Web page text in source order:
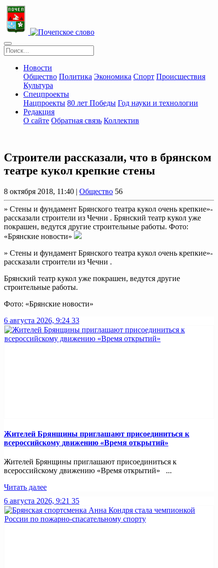
Новости
Общество Политика Экономика Спорт Происшествия
Культура
Спецпроекты
Нацпроекты 80 лет Победы Год науки и технологии
Редакция
О сайте Обратная связь Коллектив
Строители рассказали, что в брянском
театре кукол крепкие стены
8 октября 2018, 11:40 | Общество 56
» Стены и фундамент Брянского театра кукол очень крепкие»-
рассказали строители из Чечни . Брянский театр кукол уже
покрашен, ведутся другие строительные работы. Фото:
«Брянские новости»
» Стены и фундамент Брянского театра кукол очень крепкие»-
рассказали строители из Чечни .
Брянский театр кукол уже покрашен, ведутся другие
строительные работы.
Фото: «Брянские новости»
6 августа 2026, 9:24 33
Жителей Брянщины приглашают присоединиться к
всероссийскому движению «Время открытий»
Жителей Брянщины приглашают присоединиться к
всероссийскому движению «Время открытий» ...
Читать далее
6 августа 2026, 9:21 35